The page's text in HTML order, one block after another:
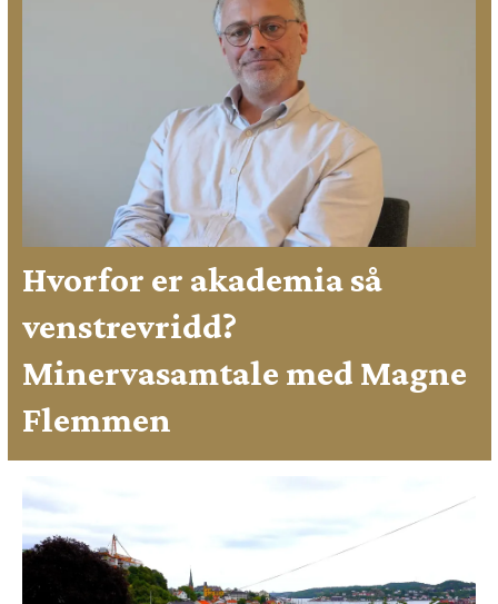
Hvorfor er akademia så
venstrevridd?
Minervasamtale med Magne
Flemmen